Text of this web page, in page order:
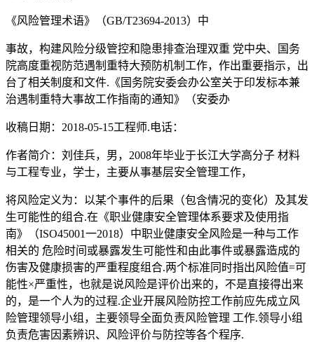
《风险管理术语》（GB/T23694-2013）中
事故，构建风险分级管控和隐患排查治理双重 党中央、国务
院高度重视防范遇制重特大预防机制工作，作出重要指示，出
台了相关制度和文件.《国务院安委会办公室关于印发标本兼
治遇制重特大事故工作指南的通知》（安委办
收稿日期：2018-05-15工程师.电话：
作者简介：刘佳兵，男，2008年毕业于长江大学高分子 材料
与工程专业，学士，主要从事基层安全管理工作，
将风险定义为：以某个事件的后果（包含情况的变化）及其发
生可能性的组合.在《职业健康安全管理体系要求及使用指
南》（ISO45001一2018）中职业健康安全风险是一种与工作
相关的 危险时间或暴露发生可能性和由此事件或暴露造成的
伤害及健康损害的严重程度组合.两个标准同时指出风险值=可
能性×严重性，也就是说风险是评价出来的，不是直接得出来
的，是一个人为的过程.企业开展风险防控工作前应先成立风
险管理领导小组，主要领导全面负责风险管理 工作.领导小组
负责危害因素辨识、风险评价与防控等各个程序.